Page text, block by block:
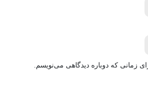
زمانی که دوباره دیدگاهی می‌نویسم.